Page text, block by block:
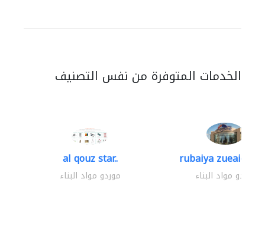
الخدمات المتوفرة من نفس التصنيف
al qouz star..
موردو مواد البناء
rubaiya zueaid
موردو مواد البناء